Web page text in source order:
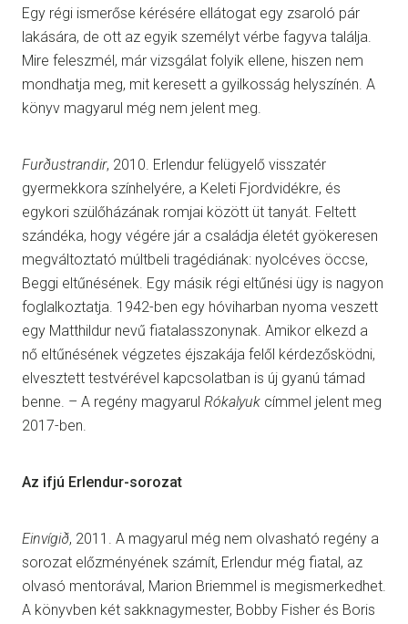
Egy régi ismerőse kérésére ellátogat egy zsaroló pár
lakására, de ott az egyik személyt vérbe fagyva találja.
Mire feleszmél, már vizsgálat folyik ellene, hiszen nem
mondhatja meg, mit keresett a gyilkosság helyszínén. A
könyv magyarul még nem jelent meg.
Furðustrandir, 2010. Erlendur felügyelő visszatér
gyermekkora színhelyére, a Keleti Fjordvidékre, és
egykori szülőházának romjai között üt tanyát. Feltett
szándéka, hogy végére jár a családja életét gyökeresen
megváltoztató múltbeli tragédiának: nyolcéves öccse,
Beggi eltűnésének. Egy másik régi eltűnési ügy is nagyon
foglalkoztatja. 1942-ben egy hóviharban nyoma veszett
egy Matthildur nevű fiatalasszonynak. Amikor elkezd a
nő eltűnésének végzetes éjszakája felől kérdezősködni,
elvesztett testvérével kapcsolatban is új gyanú támad
benne. – A regény magyarul Rókalyuk címmel jelent meg
2017-ben.
Az ifjú Erlendur-sorozat
Einvígið, 2011. A magyarul még nem olvasható regény a
sorozat előzményének számít, Erlendur még fiatal, az
olvasó mentorával, Marion Briemmel is megismerkedhet.
A könyvben két sakknagymester, Bobby Fisher és Boris